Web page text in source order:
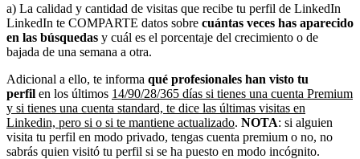
a) La calidad y cantidad de visitas que recibe tu perfil de LinkedIn
LinkedIn te COMPARTE datos sobre cuántas veces has aparecido
en las búsquedas y cuál es el porcentaje del crecimiento o de
bajada de una semana a otra.
Adicional a ello, te informa qué profesionales han visto tu
perfil en los últimos 14/90/28/365 días si tienes una cuenta Premium
y si tienes una cuenta standard, te dice las últimas visitas en
Linkedin, pero si o si te mantiene actualizado. NOTA: si alguien
visita tu perfil en modo privado, tengas cuenta premium o no, no
sabrás quien visitó tu perfil si se ha puesto en modo incógnito.